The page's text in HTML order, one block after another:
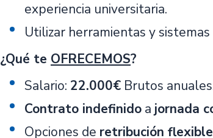
experiencia universitaria.
Utilizar herramientas y
¿Qué te OFRECEMOS?
Salario: 22.000€ Brutos
Contrato indefinido a jornada
Opciones de retribución flexible